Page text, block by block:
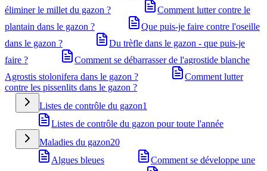
éliminer le millet du gazon ?
Comment lutter contre le
plantain dans le gazon ?
Que puis-je faire contre l'oseille
dans le gazon ?
Du trèfle dans le gazon - que puis-je
faire ?
Comment se débarrasser de l'agrostide blanche
Agrostis stolonifera dans le gazon ?
Comment lutter
contre les pissenlits dans le gazon ?
Listes de contrôle du gazon1
Listes de contrôle du gazon pour toute l'année
Maladies du gazon20
Algues bleues
Comment se développe une